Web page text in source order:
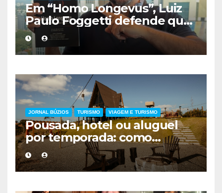
Em “Homo Longevus”, Luiz
Paulo Foggetti defende que
viver mais exigirá uma nova
forma de encarar a vida
JORNAL BÚZIOS TURISMO VIAGEM E TURISMO
Pousada, hotel ou aluguel
por temporada: como
escolher a melhor
hospedagem